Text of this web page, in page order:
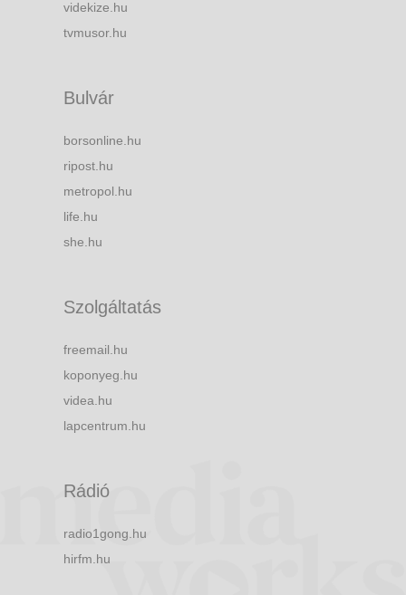
videkize.hu
tvmusor.hu
Bulvár
borsonline.hu
ripost.hu
metropol.hu
life.hu
she.hu
Szolgáltatás
freemail.hu
koponyeg.hu
videa.hu
lapcentrum.hu
Rádió
radio1gong.hu
hirfm.hu